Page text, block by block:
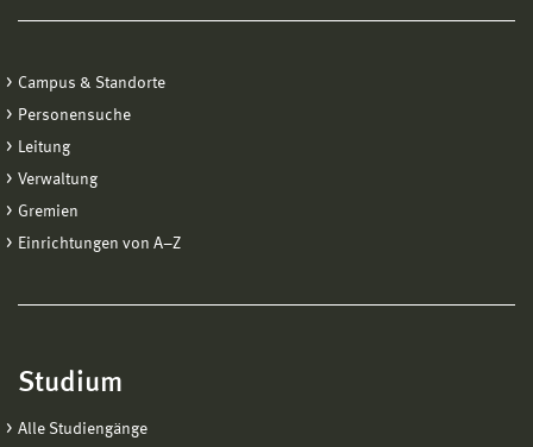
Campus & Standorte
Personensuche
Leitung
Verwaltung
Gremien
Einrichtungen von A−Z
Studium
Alle Studiengänge